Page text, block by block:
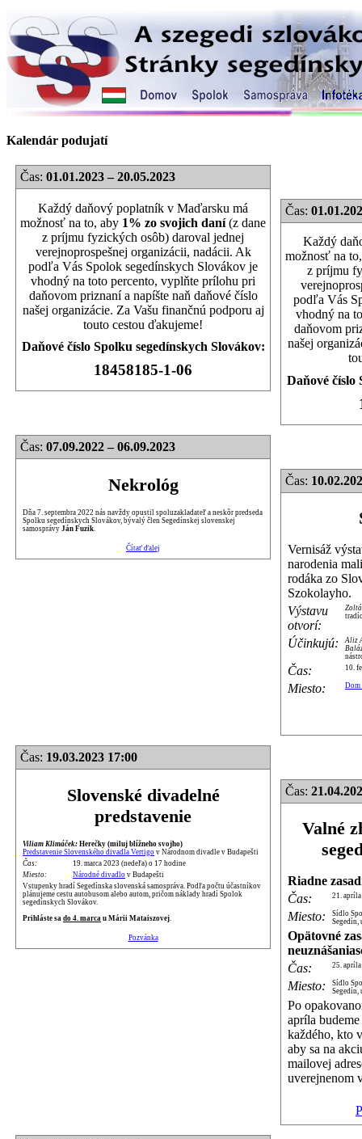
Kalendár podujatí
Čas: 01.01.2023 – 20.05.2023
Každý daňový poplatník v Maďarsku má
možnosť na to, aby 1% zo svojich daní(z dane
z príjmu fyzických osôb) daroval jednej
verejnoprospešnej organizácii, nadácii. Ak
podľa Vás Spolok segedínskych Slovákov je
vhodný na toto percento, vyplňte prílohu pri
daňovom priznaní a napíšte naň daňové číslo
našej organizácie. Za Vašu finančnú podporu aj
touto cestou ďakujeme!
Daňové číslo Spolku segedínskych Slovákov:
18458185-1-06
Čas:
Každý
možnosť na
z príjmu
podľa Vás
vhodný na
daňovom
našej
Daňové číslo
Čas: 07.09.2022 – 06.09.2023
Nekrológ
Dňa 7. septembra 2022 nás navždy opustil spoluzakladateľ a neskôr predseda
Spolku segedínskych Slovákov, bývalý člen Segedínskej slovenskej
samosprávy Ján Fuzik.
Čítať ďalej
Čas:
Vernisáž
narodenia
rodáka zo
Szokolayho.
Výstavu
otvorí:
Účinkujú:
Aliz
Čas: 10.
Miesto: Dom
Čas: 19.03.2023 17:00
Slovenské divadelné
predstavenie
Viliam Klimáček: Herečky (miluj blížneho svojho)
Predstavenie Slovenského divadla Vertigo v Národnom divadle v Budapešti
Čas:
19. marca 2023 (nedeľa) o 17 hodine
Miesto:
Národné divadlo v Budapešti
Vstupenky hradí Segedínska slovenská samospráva. Podľa počtu účastníkov
plánujeme cestu autobusom alebo autom, pričom náklady hradí Spolok
segedínskych Slovákov.
Prihláste sa do 4. marca u Márii Mataiszovej.
Pozvánka
Čas:
Valné
Riadne
Čas:
21.
Miesto:
Sídlo
Segedín,
Opätovné
Čas:
25.
Miesto:
Sídlo
Segedín,
Po
apríla
každého, kto
aby sa na
mailovej
uverejnenom